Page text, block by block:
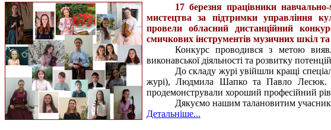
17 березня працівники
мистецтва за підтримки управління
провели обласний дистанційний
смичкових інструментів музичних шкіл
Конкурс проводився з метою
виконавської діяльності та розвитку
До складу журі увійшли кращі
журі), Людмила Шапко та Павло Лесюк.
продемонстрували хороший професійний
Дякуємо нашим талановитим
Детальніше...